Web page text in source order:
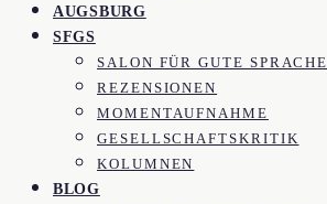
AUGSBURG
SFGS
SALON FÜR GUTE SPRACHE
REZENSIONEN
MOMENTAUFNAHME
GESELLSCHAFTSKRITIK
KOLUMNEN
BLOG